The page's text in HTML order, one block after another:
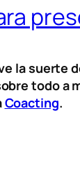
la suerte
todo a
Coacting.